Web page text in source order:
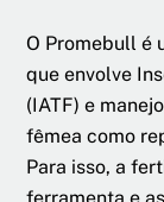
O Promebull é
que envolve
(IATF) e
fêmea como
Para isso, a